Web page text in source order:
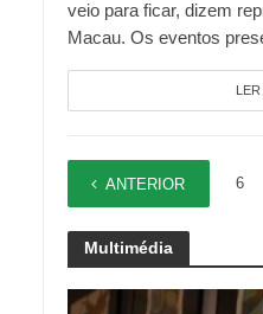
veio para ficar, dizem
Macau. Os eventos
ANTERIOR
1 … 6
Multimédia